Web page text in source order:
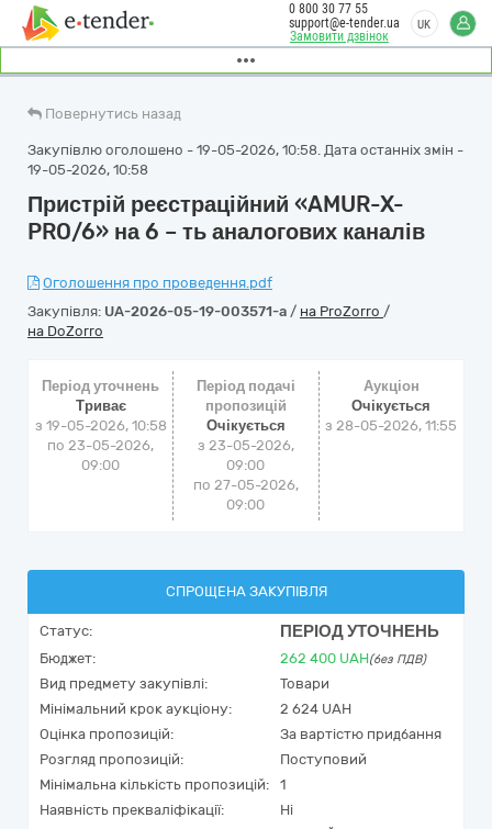
Замовити дзвінок
0 800 30 77 55
support@e-tender.ua
UK
Повернутись назад
Закупівлю оголошено - 19-05-2026, 10:58. Дата останніх змін -
19-05-2026, 10:58
Пристрій реєстраційний «AMUR-X-
PRO/6» на 6 – ть аналогових каналів
Оголошення про проведення.pdf
Закупівля: UA-2026-05-19-003571-a / на ProZorro /
на DoZorro
Період уточнень
Триває
з 19-05-2026, 10:58
по 23-05-2026,
09:00
Період подачі
пропозицій
Очікується
з 23-05-2026,
09:00
по 27-05-2026,
09:00
Аукціон
Очікується
з28-05-2026, 11:55
СПРОЩЕНА ЗАКУПІВЛЯ
Статус: ПЕРІОД УТОЧНЕНЬ
Бюджет: 262 400 UAH(без ПДВ)
Вид предмету закупівлі:
Товари
Мінімальний крок аукціону:
2 624 UAH
Оцінка пропозицій:
За вартістю придбання
Розгляд пропозицій:
Поступовий
Мінімальна кількість пропозицій:
1
Наявність прекваліфікації:
Ні